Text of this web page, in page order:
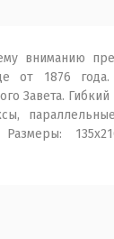
вниманию
от 1876
Завета.
Размеры: